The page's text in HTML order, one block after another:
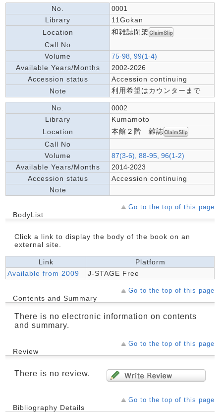
No.
0001
Library
11Gokan
Location
和雑誌閉架
Call No
Volume
75-98, 99(1-4)
Available Years/Months
2002-2026
Accession status
Accession continuing
Note
利用希望はカウンターまで
No.
0002
Library
Kumamoto
Location
本館２階 雑誌
Call No
Volume
87(3-6), 88-95, 96(1-2)
Available Years/Months
2014-2023
Accession status
Accession continuing
Note
Go to the top of this page
BodyList
Click a link to display the body of the book on an
external site.
Link
Platform
Available from 2009
J-STAGE Free
Go to the top of this page
Contents and Summary
There is no electronic information on contents
and summary.
Go to the top of this page
Review
There is no review.
Go to the top of this page
Bibliography Details